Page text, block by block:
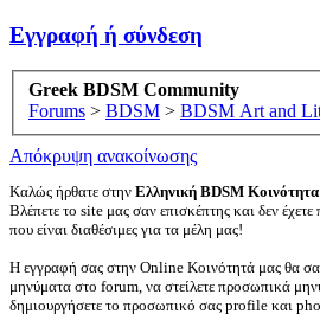
Εγγραφή ή σύνδεση
Greek BDSM Community
Forums > BDSM > BDSM Art and
Απόκρυψη ανακοίνωσης
Καλώς ήρθατε στην Ελληνική BDSM Κοινότητα
Βλέπετε το site μας σαν επισκέπτης και δεν
που είναι διαθέσιμες για τα μέλη μας!
Η εγγραφή σας στην Online Κοινότητά μας θα
μηνύματα στο forum, να στείλετε προσωπικά
δημιουργήσετε το προσωπικό σας profile και